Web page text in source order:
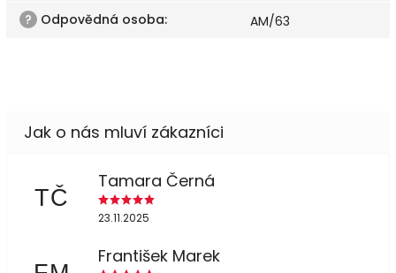
? Odpovědná osoba: AM/63
TČ
Tamara Černá
23.11.2025
František Marek